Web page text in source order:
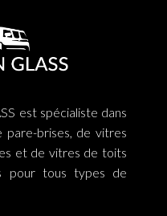
est spécialiste dans
brises, de vitres
et de vitres de toits
pour tous types de